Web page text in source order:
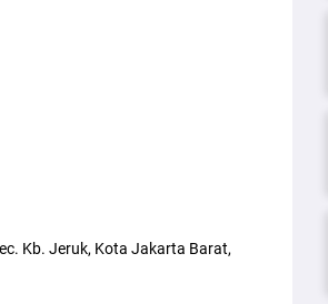
Kb. Jeruk, Kota Jakarta Barat,